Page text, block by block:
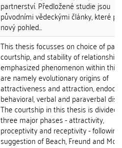
partnerství. Předložené studie jsou
původními vědeckými články, které
nový pohled...
This thesis focusses on choice of
courtship, and stability of relationship.
emphasized phenomenon within this
are namely evolutionary origins of
attractiveness and attraction,
behavioral, verbal and paraverbal
The courtship in this thesis is divided
three major phases - attractivity,
proceptivity and receptivity - following
suggestion of Beach, Freund and